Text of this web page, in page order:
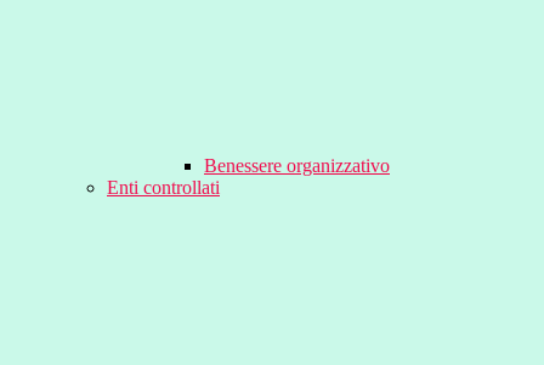
Benessere organizzativo
Enti controllati